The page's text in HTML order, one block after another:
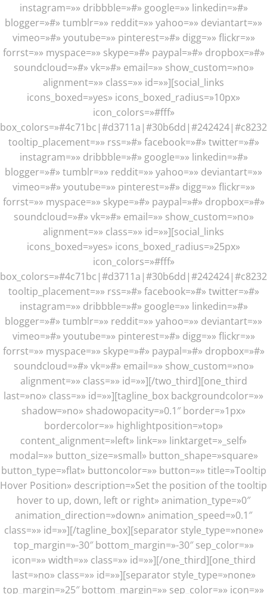
instagram=»» dribbble=»#» google=»» linkedin=»#»
blogger=»#» tumblr=»» reddit=»» yahoo=»» deviantart=»»
vimeo=»#» youtube=»» pinterest=»#» digg=»» flickr=»»
forrst=»» myspace=»» skype=»#» paypal=»#» dropbox=»#»
soundcloud=»#» vk=»#» email=»» show_custom=»no»
alignment=»» class=»» id=»»][social_links
icons_boxed=»yes» icons_boxed_radius=»10px»
icon_colors=»#fff»
tooltip_placement=»» rss=»#» facebook=»#» twitter=»#»
instagram=»» dribbble=»#» google=»» linkedin=»#»
blogger=»#» tumblr=»» reddit=»» yahoo=»» deviantart=»»
vimeo=»#» youtube=»» pinterest=»#» digg=»» flickr=»»
forrst=»» myspace=»» skype=»#» paypal=»#» dropbox=»#»
soundcloud=»#» vk=»#» email=»» show_custom=»no»
alignment=»» class=»» id=»»][social_links
icons_boxed=»yes» icons_boxed_radius=»25px»
icon_colors=»#fff»
tooltip_placement=»» rss=»#» facebook=»#» twitter=»#»
instagram=»» dribbble=»#» google=»» linkedin=»#»
blogger=»#» tumblr=»» reddit=»» yahoo=»» deviantart=»»
vimeo=»#» youtube=»» pinterest=»#» digg=»» flickr=»»
forrst=»» myspace=»» skype=»#» paypal=»#» dropbox=»#»
soundcloud=»#» vk=»#» email=»» show_custom=»no»
alignment=»» class=»» id=»»][/two_third][one_third
last=»no» class=»» id=»»][tagline_box backgroundcolor=»»
shadow=»no» shadowopacity=»0.1″ border=»1px»
bordercolor=»» highlightposition=»top»
content_alignment=»left» link=»» linktarget=»_self»
modal=»» button_size=»small» button_shape=»square»
button_type=»flat» buttoncolor=»» button=»» title=»Tooltip
Hover Position» description=»Set the position of the tooltip
hover to up, down, left or right» animation_type=»0″
animation_direction=»down» animation_speed=»0.1″
class=»» id=»»][/tagline_box][separator style_type=»none»
top_margin=»-30″ bottom_margin=»-30″ sep_color=»»
icon=»» width=»» class=»» id=»»][/one_third][one_third
last=»no» class=»» id=»»][separator style_type=»none»
top_margin=»25″ bottom_margin=»» sep_color=»» icon=»»